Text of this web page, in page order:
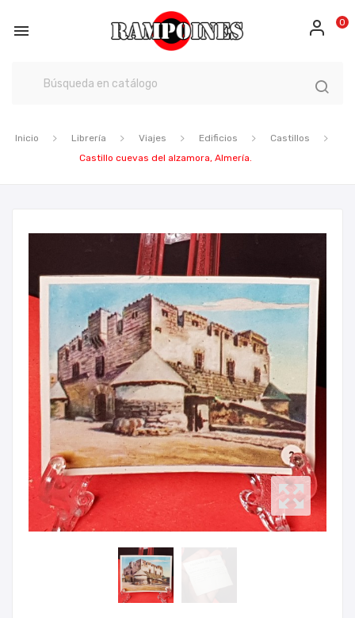
 0
Inicio Librería Viajes Edificios
Castillos
Castillo cuevas del alzamora, Almería.